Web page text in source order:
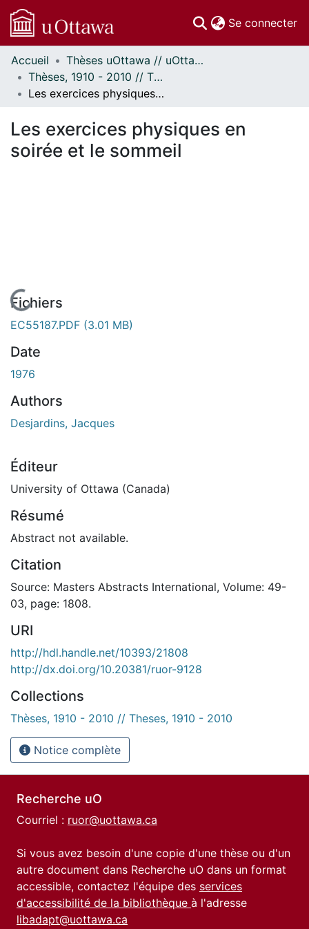
Se connecter
Communautés
et collections
Parcourir
À propos
Accueil
Thèses uOttawa // uOttawa Theses
Thèses, 1910 - 2010 // Theses, 1910 - 2010
Les exercices physiques en soirée et le sommeil
Les exercices physiques en
soirée et le sommeil
En cours de chargement...
Fichiers
EC55187.PDF (3.01 MB)
Date
1976
Authors
Desjardins, Jacques
Éditeur
University of Ottawa (Canada)
Résumé
Abstract not available.
Citation
Source: Masters Abstracts International, Volume: 49-
03, page: 1808.
URI
http://hdl.handle.net/10393/21808
http://dx.doi.org/10.20381/ruor-9128
Collections
Thèses, 1910 - 2010 // Theses, 1910 - 2010
Notice complète
Recherche uO
Courriel : ruor@uottawa.ca
Si vous avez besoin d'une copie d'une thèse ou d'un
autre document dans Recherche uO dans un format
accessible, contactez l'équipe des services
d'accessibilité de la bibliothèque à l'adresse
libadapt@uottawa.ca